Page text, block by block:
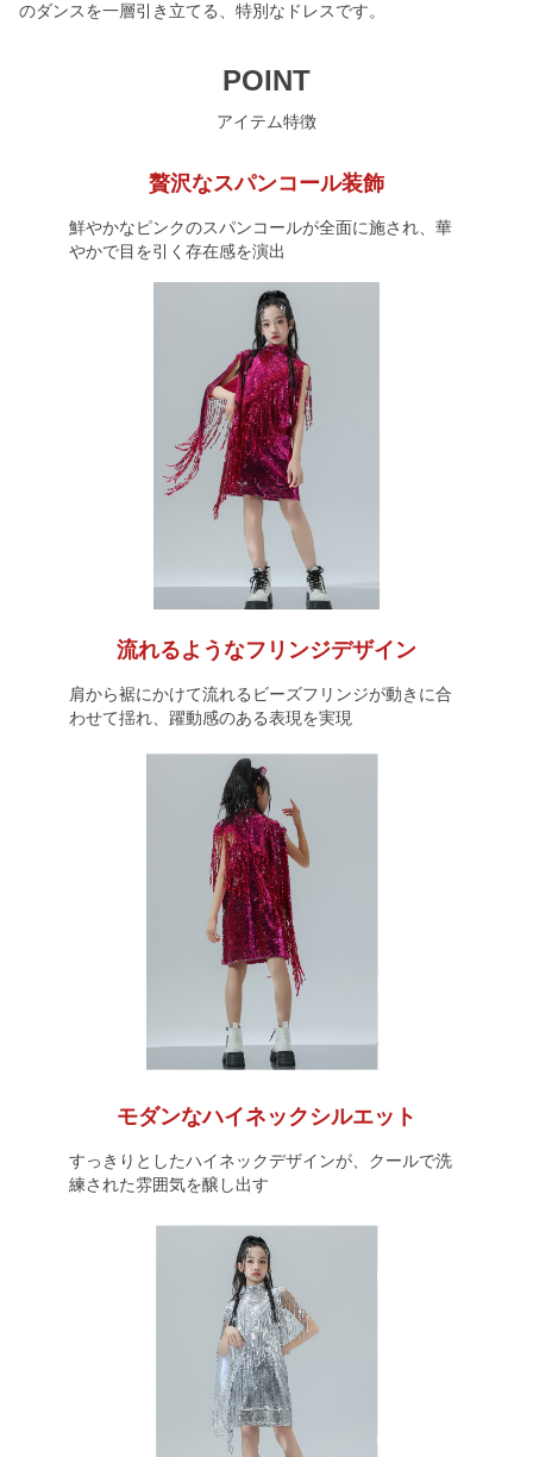
のダンスを一層引き立てる、特別なドレスです。
POINT
アイテム特徴
贅沢なスパンコール装飾
鮮やかなピンクのスパンコールが全面に施され、華
やかで目を引く存在感を演出
流れるようなフリンジデザイン
肩から裾にかけて流れるビーズフリンジが動きに合
わせて揺れ、躍動感のある表現を実現
モダンなハイネックシルエット
すっきりとしたハイネックデザインが、クールで洗
練された雰囲気を醸し出す